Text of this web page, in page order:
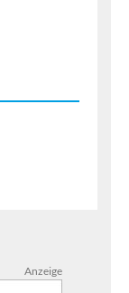
Anzeige